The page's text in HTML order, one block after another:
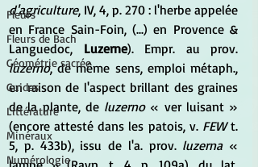
Fleurs
Fleurs de Bach
Géométrie sacrée
Guides
Littérature
Minéraux
Numérologie
d'agriculture, IV, 4, p. 270 : l'herbe appelée
en France Sain-Foin, (...) en Provence &
Languedoc, Luzerne). Empr. au prov.
luzerno, de même sens, emploi métaph.,
en raison de l'aspect brillant des graines
de la plante, de luzerno « ver luisant »
(encore attesté dans les patois, v. FEW t.
5, p. 433b), issu de l'a. prov. luzerna «